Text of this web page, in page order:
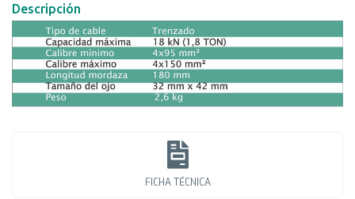
Descripción
FICHA TÉCNICA